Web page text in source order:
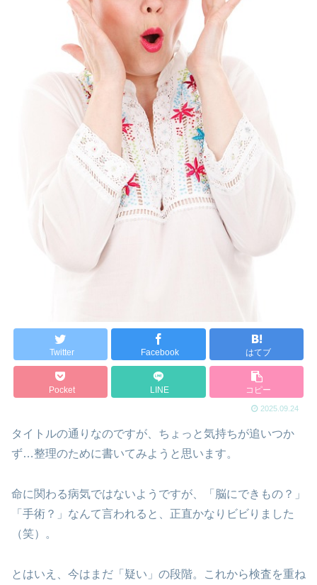
Twitter Facebook はてブ
Pocket LINE コピー
2025.09.24
タイトルの通りなのですが、ちょっと気持ちが追いつか
ず…整理のために書いてみようと思います。
命に関わる病気ではないようですが、「脳にできもの？」
「手術？」なんて言われると、正直かなりビビりました
（笑）。
とはいえ、今はまだ「疑い」の段階。これから検査を重ね